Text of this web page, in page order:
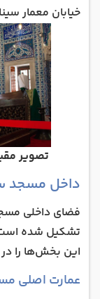
خیابان معمار
تصویر
داخل مسجد
فضای داخلی
تشکیل شده است
این بخش‌ها را
عمارت اصلی